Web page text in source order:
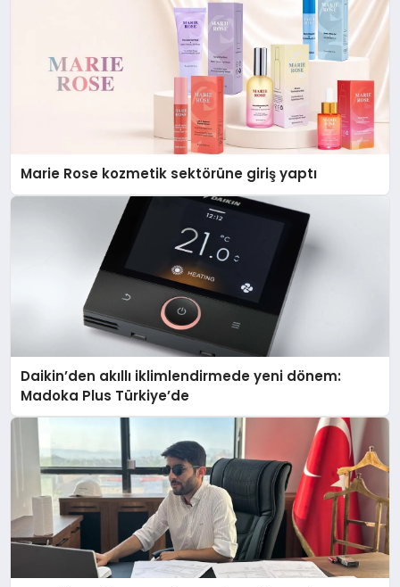
Marie Rose kozmetik sektörüne giriş yaptı
Daikin’den akıllı iklimlendirmede yeni dönem:
Madoka Plus Türkiye’de